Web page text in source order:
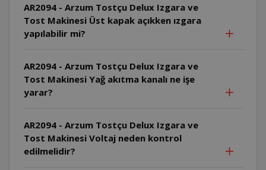
AR2094 - Arzum Tostçu Delux Izgara ve
Tost Makinesi Üst kapak açıkken ızgara
yapılabilir mi?
AR2094 - Arzum Tostçu Delux Izgara ve
Tost Makinesi Yağ akıtma kanalı ne işe
yarar?
AR2094 - Arzum Tostçu Delux Izgara ve
Tost Makinesi Voltaj neden kontrol
edilmelidir?